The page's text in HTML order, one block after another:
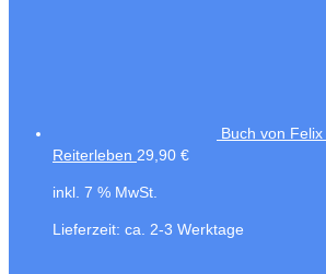
Buch von
Reiterleben 29,90 €
inkl. 7 % MwSt.
Lieferzeit: ca. 2-3 Werktage